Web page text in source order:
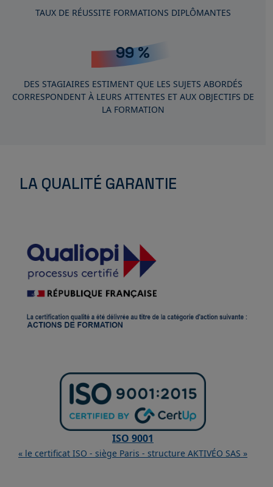
TAUX DE RÉUSSITE FORMATIONS DIPLÔMANTES
99%
DES STAGIAIRES ESTIMENT QUE LES SUJETS ABORDÉS
CORRESPONDENT À LEURS ATTENTES ET AUX OBJECTIFS DE
LA FORMATION
LA QUALITÉ GARANTIE
ISO 9001
« le certificat ISO - siège Paris - structure AKTIVÉO SAS »